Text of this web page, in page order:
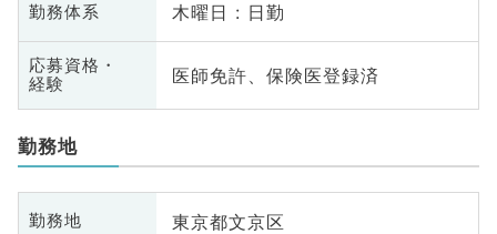
勤務体系 木曜日 : 日勤
応募資格・
経験
医師免許、保険医登録済
勤務地
勤務地 東京都文京区